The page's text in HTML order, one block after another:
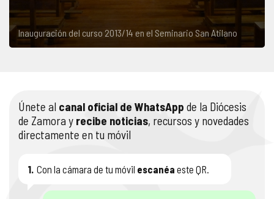
Inauguración del curso 2013/14 en el Seminario San Atilano
Únete al canal oficial de WhatsApp de la Diócesis
de Zamora y recibe noticias, recursos y novedades
directamente en tu móvil
1. Con la cámara de tu móvil escanéa este QR.